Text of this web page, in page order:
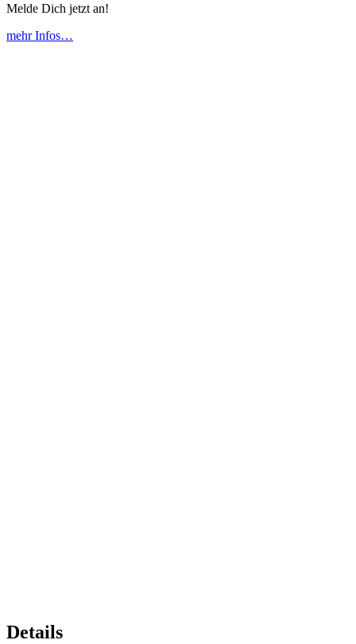
Melde Dich jetzt an!
mehr Infos…
Details